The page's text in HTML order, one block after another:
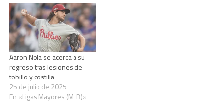
manager del equipo, Rick
Rentería. González tratará
de reanudar su rehabilitación
el martes, según informa
Scott Merkin,…
Aaron Nola se acerca a su
regreso tras lesiones de
tobillo y costilla
25 de julio de 2025
En «Ligas Mayores (MLB)»